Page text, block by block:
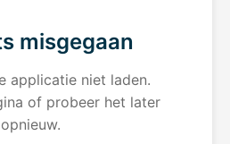
misgegaan
applicatie niet laden.
of probeer het later
opnieuw.